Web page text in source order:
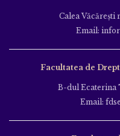
Calea Văcăreşti
Email:
Facultatea de
B-dul Ecaterina
Email: